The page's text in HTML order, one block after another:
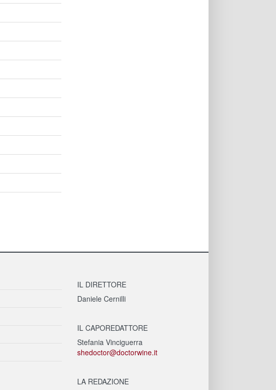
IL DIRETTORE
Daniele Cernilli
IL CAPOREDATTORE
Stefania Vinciguerra
shedoctor@doctorwine.it
LA REDAZIONE